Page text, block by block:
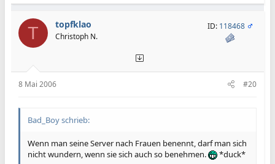
T topfklao
Christoph N.
ID: 118468
8 Mai 2006 #20
Bad_Boy schrieb:
Wenn man seine Server nach Frauen benennt, darf man sich
nicht wundern, wenn sie sich auch so benehmen.
*duck*